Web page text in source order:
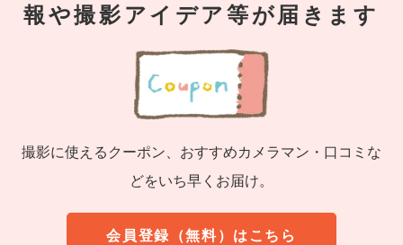
報や撮影アイデア等が届きます
撮影に使えるクーポン、おすすめカメラマン・口コミな
どをいち早くお届け。
会員登録（無料）はこちら